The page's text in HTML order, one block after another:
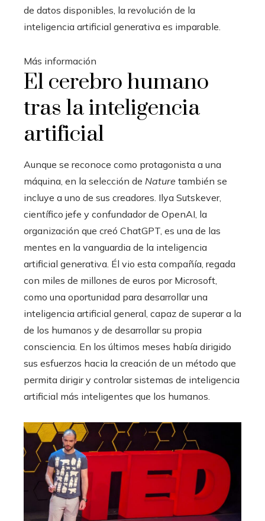
de datos disponibles, la revolución de la
inteligencia artificial generativa es imparable.
Más información
El cerebro humano
tras la inteligencia
artificial
Aunque se reconoce como protagonista a una
máquina, en la selección de Nature también se
incluye a uno de sus creadores. Ilya Sutskever,
científico jefe y confundador de OpenAI, la
organización que creó ChatGPT, es una de las
mentes en la vanguardia de la inteligencia
artificial generativa. Él vio esta compañía, regada
con miles de millones de euros por Microsoft,
como una oportunidad para desarrollar una
inteligencia artificial general, capaz de superar a la
de los humanos y de desarrollar su propia
consciencia. En los últimos meses había dirigido
sus esfuerzos hacia la creación de un método que
permita dirigir y controlar sistemas de inteligencia
artificial más inteligentes que los humanos.